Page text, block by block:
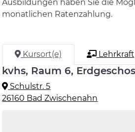
Ausbildungen haben Sie die
monatlichen Ratenzahlung.
Kursort(e) Lehrkraft
kvhs, Raum 6,
Schulstr. 5
26160 Bad Zwischenahn